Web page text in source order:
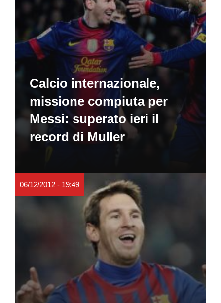
Calcio internazionale,
missione compiuta per
Messi: superato ieri il
record di Muller
06/12/2012 - 19:49